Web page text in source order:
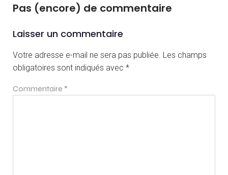
Pas (encore) de commentaire
Laisser un commentaire
Votre adresse e-mail ne sera pas publiée. Les champs
obligatoires sont indiqués avec *
Commentaire *